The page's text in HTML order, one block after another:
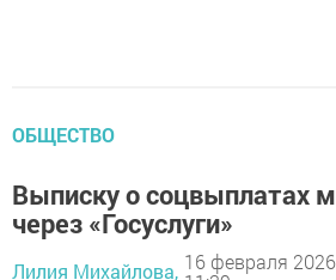
ОБЩЕСТВО
Выписку о соцвыплатах
через «Госуслуги»
Лилия Михайлова, 16 февраля